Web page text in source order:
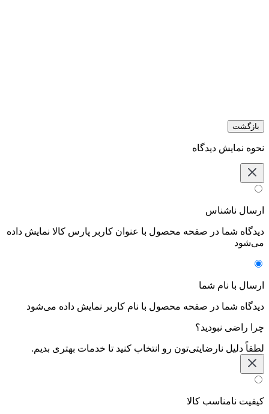
بازگشت
نحوه نمایش دیدگاه‌
ارسال ناشناس
دیدگاه شما در صفحه محصول با عنوان کاربر پارس کالا نمایش داده
می‌شود
ارسال با نام شما
دیدگاه شما در صفحه محصول با نام کاربر نمایش داده می‌شود
چرا راضی نبودید؟
لطفاً دلیل نارضایتی‌تون رو انتخاب کنید تا خدمات بهتری بدیم.
کیفیت نامناسب کالا